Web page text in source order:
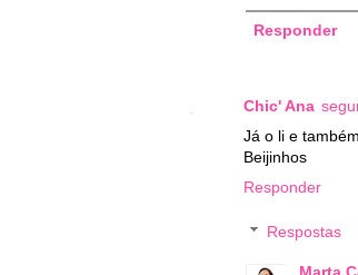
Responder
Chic' Ana
Já o li e
Beijinhos
Responder
Respostas
Marta